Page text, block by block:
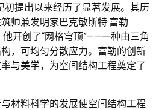
初提出以来经历了显著发展。其历
师兼发明家巴克敏斯特·富勒
他开创了“网格穹顶”——一种由三角
，可均匀分散应力。富勒的创新
与美学，为空间结构工程奠定了
材料科学的发展使空间结构工程